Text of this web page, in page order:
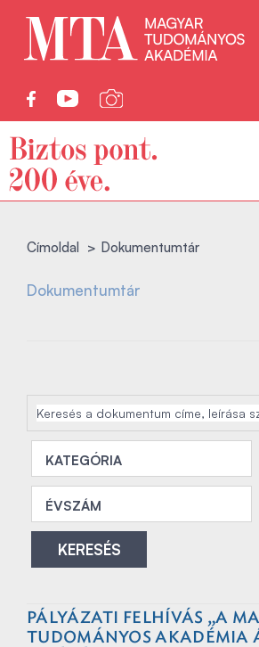
Címoldal Dokumentumtár
Dokumentumtár
KATEGÓRIA
ÉVSZÁM
KERESÉS
PÁLYÁZATI FELHÍVÁS „A
TUDOMÁNYOS AKADÉMIA